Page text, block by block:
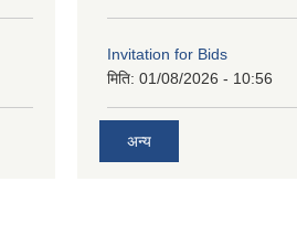
Invitation for Bids
मिति: 01/08/2026 - 10:56
अन्य